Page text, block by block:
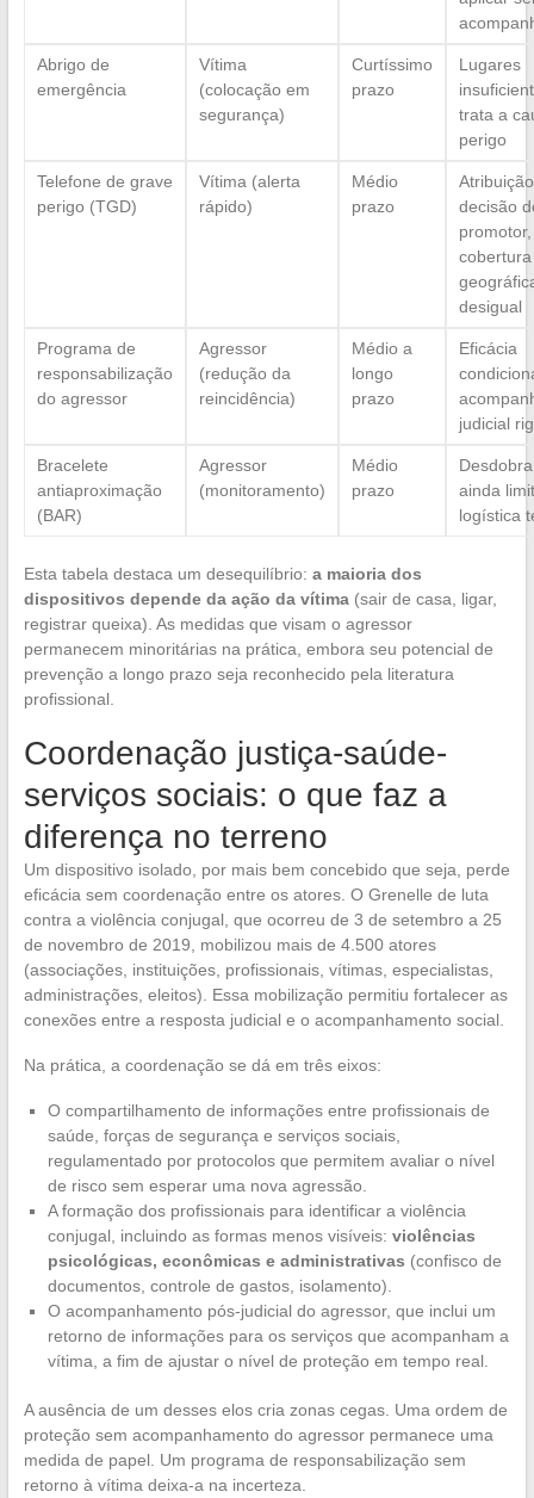
Abrigo de
emergência
Vítima
(colocação em
segurança)
Curtíssimo
prazo
Lugares
trata a
perigo
Telefone de grave
perigo (TGD)
Vítima (alerta
rápido)
Médio
prazo
decisão
promotor,
cobertura
desigual
Programa de
responsabilização
do agressor
Agressor
(redução da
reincidência)
Médio a
longo
prazo
Eficácia
judicial
Bracelete
antiaproximação
(BAR)
Agressor
(monitoramento)
Médio
prazo
ainda
logística
Esta tabela destaca um desequilíbrio: a maioria dos
dispositivos depende da ação da vítima(sair de casa, ligar,
registrar queixa). As medidas que visam o agressor
permanecem minoritárias na prática, embora seu potencial de
prevenção a longo prazo seja reconhecido pela literatura
profissional.
Coordenação justiça-saúde-
serviços sociais: o que faz a
diferença no terreno
Um dispositivo isolado, por mais bem concebido que seja, perde
eficácia sem coordenação entre os atores. O Grenelle de luta
contra a violência conjugal, que ocorreu de 3 de setembro a 25
de novembro de 2019, mobilizou mais de 4.500 atores
(associações, instituições, profissionais, vítimas, especialistas,
administrações, eleitos). Essa mobilização permitiu fortalecer as
conexões entre a resposta judicial e o acompanhamento social.
Na prática, a coordenação se dá em três eixos:
O compartilhamento de informações entre profissionais de
saúde, forças de segurança e serviços sociais,
regulamentado por protocolos que permitem avaliar o nível
de risco sem esperar uma nova agressão.
A formação dos profissionais para identificar a violência
conjugal, incluindo as formas menos visíveis: violências
psicológicas, econômicas e administrativas (confisco de
documentos, controle de gastos, isolamento).
O acompanhamento pós-judicial do agressor, que inclui um
retorno de informações para os serviços que acompanham a
vítima, a fim de ajustar o nível de proteção em tempo real.
A ausência de um desses elos cria zonas cegas. Uma ordem de
proteção sem acompanhamento do agressor permanece uma
medida de papel. Um programa de responsabilização sem
retorno à vítima deixa-a na incerteza.